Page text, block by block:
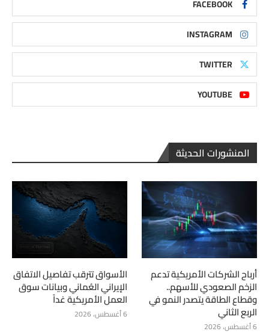
FACEBOOK
INSTAGRAM
TWITTER
YOUTUBE
المنشورات الحديثة
أرباح الشركات الأمريكية تدعم
الزخم الصعودي للأسهم..
وقطاع الطاقة يتصدر النمو في
الربع الثاني
6 أغسطس، 2026
الأسواق تترقب تفاصيل الاتفاق
الإيراني العُماني وبيانات سوق
العمل الأمريكية غداً
6 أغسطس، 2026